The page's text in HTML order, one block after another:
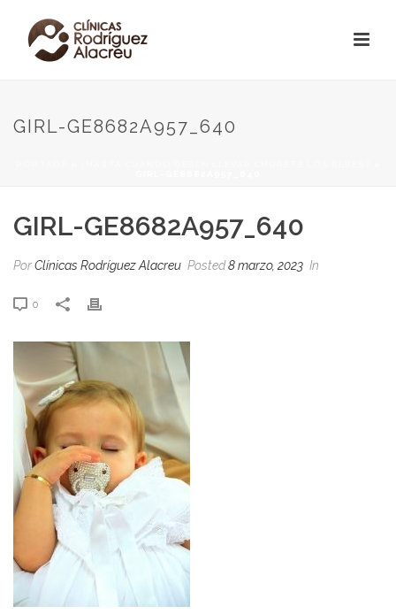
GIRL-GE8682A957_640
GIRL-GE8682A957_640
PorClínicas Rodríguez Alacreu Posted8 marzo, 2023 In
0